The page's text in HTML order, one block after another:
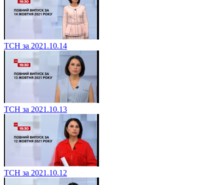
ТСН за 2021.10.14
ТСН за 2021.10.13
ТСН за 2021.10.12